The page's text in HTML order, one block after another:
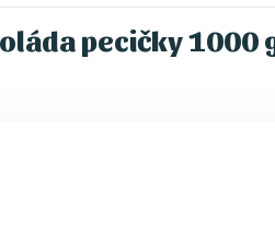
pecičky 1000